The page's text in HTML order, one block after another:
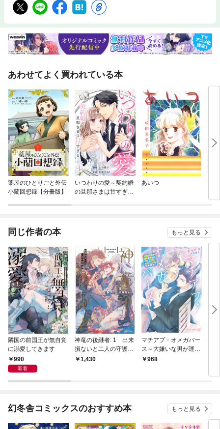
あわせてよく買われている本
薬屋のひとりごと外伝
小蘭回想録【分冊版】
いつわりの愛～契約婚
の旦那さまは甘すぎる
あいつ
ラ
同じ作者の本 もっと見る
隣国の前国王が無自覚
に溺愛してきます
990
新着
神竜の後継者: 1 出来
損ないと二人の守護竜
【特典SS付】
1,430
マチアプ・オメガバー
ス～大嫌いな男が運命
の番とか、このアプリ
968
美
幻冬舎コミックスのおすすめ本 もっと見る